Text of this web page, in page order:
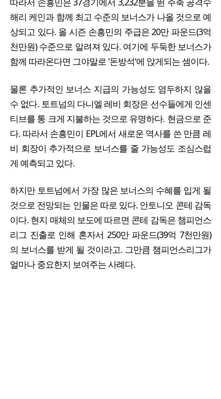
해리 케인과 함께 최고 수준의 보너스가 나올 것으로 예
상되고 있다. 올 시즌 손흥민의 주급은 20만 파운드(3억
천만원) 수준으로 알려져 있다. 여기에 두둑한 보너스가
함께 따라온다면 그야말로 '돈방석'에 앉게되는 셈이다.
물론 추가적인 보너스 지급의 가능성도 염두하지 않을
수 없다. 토트넘의 다니엘 레비 회장은 선수들에게 인센
티브를 통 크게 지불하는 것으로 유명하다. 현금으로 준
다. 따라서 손흥민이 EPL에서 새로운 역사를 쓴 만큼 레
비 회장이 추가적으로 보너스를 줄 가능성도 조심스럽
게 예측되고 있다.
하지만 토트넘에서 가장 많은 보너스의 수혜를 입게 될
것으로 전망되는 인물은 따로 있다. 안토니오 콘테 감독
이다. 현지 매체의 보도에 따르면 콘테 감독은 챔피언스
리그 진출로 인해 혼자서 250만 파운드(39억 7천만원)
의 보너스를 받게 될 것이라고. 그만큼 챔피언스리그가
얼마나 중요한지 보여주는 사례다.